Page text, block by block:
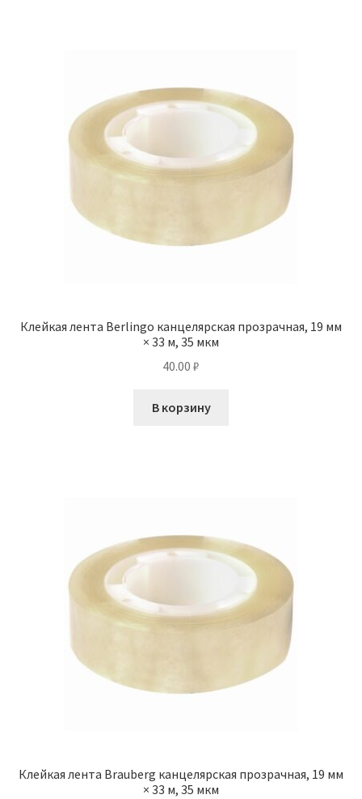
Клейкая лента Berlingo канцелярская прозрачная, 19 мм
× 33 м, 35 мкм
40.00 ₽
В корзину
Клейкая лента Brauberg канцелярская прозрачная, 19 мм
× 33 м, 35 мкм